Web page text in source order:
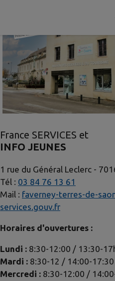
Pied de
France SERVICES et
INFO JEUNES
1 rue du Général Leclerc -
Tél : 03 84 76 13 61
Mail : faverney-terres-de-
services.gouv.fr
Horaires d'ouvertures :
Lundi : 8:30-12:00 / 13:30-
Mardi : 8:30-12 / 14:00-17:30
Mercredi : 8:30-12:00 /